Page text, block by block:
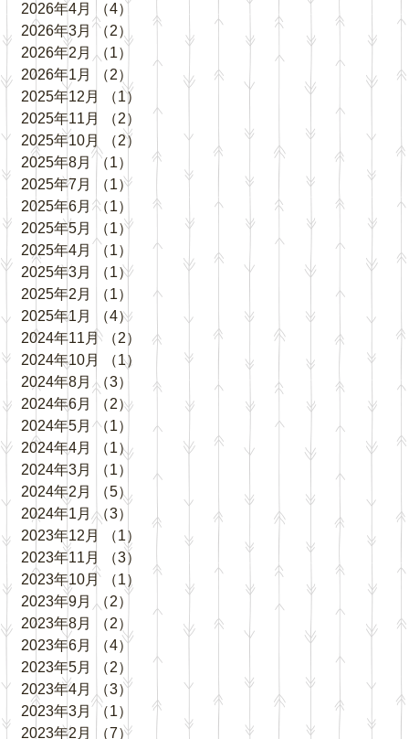
2026年4月 （4）
2026年3月
（2）
2件の記事
2026年2月 （1）
2026年1月
（2）
2件の記事
2025年12月
（1）
2025年11月
（2）
2件の記事
2025年10月
（2）
2件の記事
2025年8月
（1）
1件の記事
2025年7月
（1） 1件の記事
2025年6月 （1）
1件の記事
2025年5月
（1）1件の記事
2025年4月
（1）
1件の記事
2025年3月
（1）1件の記事
2025年2月
（1）
1件の記事
2025年1月
（4） 4件の記事
2024年11月
（2）
2件の記事
2024年10月
（1）
1件の記事
2024年8月 （3）
3件の記事
2024年6月
（2）2件の記事
2024年5月 （1）
1件の記事
2024年4月
（1）1件の記事
2024年3月
（1）
2024年2月
（5）
2024年1月 （3）
2023年12月
（1）
1件の記事
2023年11月
（3）
2023年10月
（1）
1件の記事
2023年9月 （2）
2023年8月
（2）
2件の記事
2023年6月
（4）
2023年5月
（2）
2件の記事
2023年4月
（3） 3件の記事
2023年3月
（1）
1件の記事
2023年2月
（7） 7件の記事